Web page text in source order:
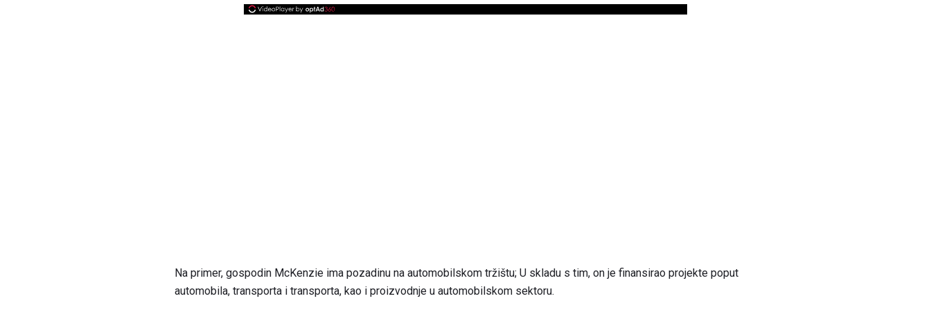
Na primer, gospodin McKenzie ima pozadinu na automobilskom tržištu; U skladu s tim, on je finansirao projekte poput
automobila, transporta i transporta, kao i proizvodnje u automobilskom sektoru.